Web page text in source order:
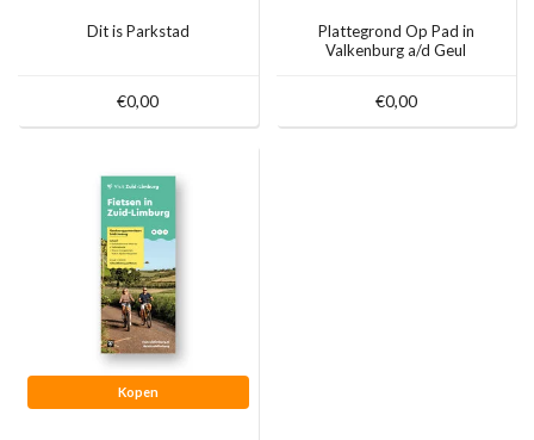
Dit is Parkstad
€0,00
Plattegrond Op Pad in
Valkenburg a/d Geul
€0,00
Kopen